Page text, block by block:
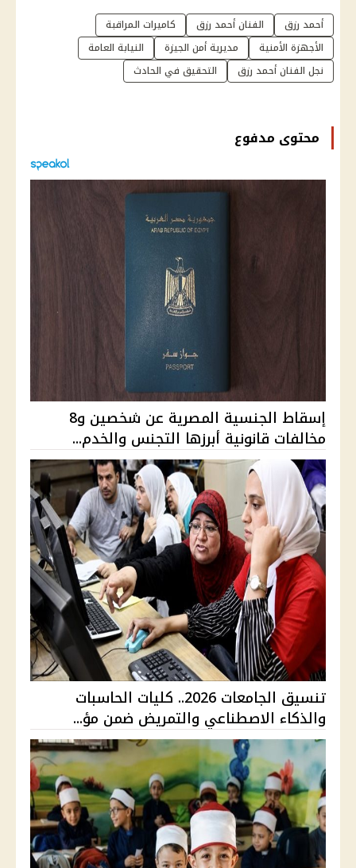
أحمد رزق الفنان أحمد رزق
كاميرات المراقبة
الأجهزة الأمنية
مديرية أمن الجيزة
النيابة العامة
نجل الفنان أحمد رزق
التحقيق في الحادث
محتوى مدفوع
إسقاط الجنسية المصرية عن شخصين و8
مخالفات قانونية أبرزها التجنس والخدم...
تنسيق الجامعات 2026.. كليات الحاسبات
والذكاء الاصطناعي والتمريض ضمن مؤ...